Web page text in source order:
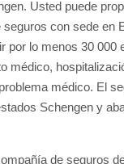
Usted puede
con sede en
por lo menos 30 000
médico,
médico. El
Schengen y
de seguros